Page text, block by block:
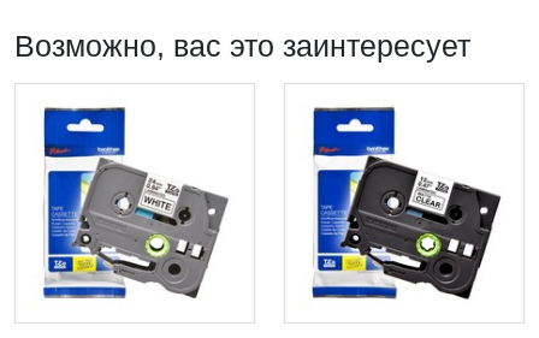
Возможно, вас это заинтересует